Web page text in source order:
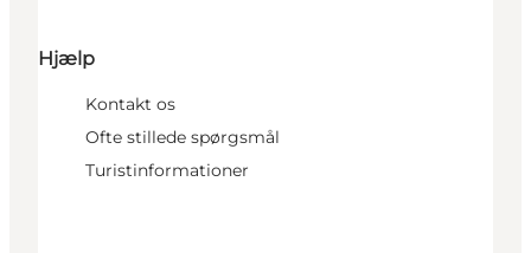
Hjælp
Kontakt os
Ofte stillede spørgsmål
Turistinformationer